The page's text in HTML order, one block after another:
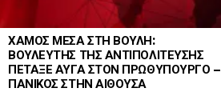
ΧΑΜΟΣ ΜΕΣΑ ΣΤΗ ΒΟΥΛΗ:
ΒΟΥΛΕΥΤΗΣ ΤΗΣ ΑΝΤΙΠΟΛΙΤΕΥΣΗΣ
ΠΕΤΑΞΕ ΑΥΓΑ ΣΤΟΝ ΠΡΩΘΥΠΟΥΡΓΟ –
ΠΑΝΙΚΟΣ ΣΤΗΝ ΑΙΘΟΥΣΑ